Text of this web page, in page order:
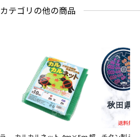
テゴリの他の商品